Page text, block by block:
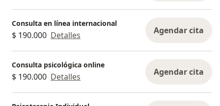
Consulta en línea internacional
$ 190.000 Detalles Agendar cita
Consulta psicológica online
$ 190.000 Detalles Agendar cita